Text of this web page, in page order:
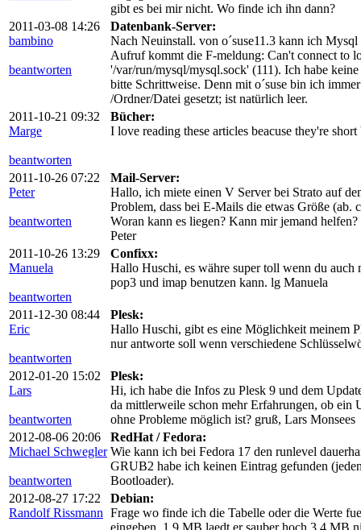
gibt es bei mir nicht. Wo finde ich ihn dann?
2011-03-08 14:26
bambino
beantworten
Datenbank-Server:
Nach Neuinstall. von o´suse11.3 kann ich
Aufruf kommt die F-meldung: Can't connect to
'/var/run/mysql/mysql.sock' (111). Ich habe
bitte Schrittweise. Denn mit o´suse bin ich
/Ordner/Datei gesetzt; ist natürlich leer.
2011-10-21 09:32
Marge
beantworten
Bücher:
I love reading these articles beacuse they're
2011-10-26 07:22
Peter
beantworten
Mail-Server:
Hallo, ich miete einen V Server bei Strato auf
Problem, dass bei E-Mails die etwas Größe
Woran kann es liegen? Kann mir jemand
Peter
2011-10-26 13:29
Manuela
beantworten
Confixx:
Hallo Huschi, es währe super toll wenn du
pop3 und imap benutzen kann. lg Manuela
2011-12-30 08:44
Eric
beantworten
Plesk:
Hallo Huschi, gibt es eine Möglichkeit meinem
nur antworte soll wenn verschiedene
2012-01-20 15:02
Lars
beantworten
Plesk:
Hi, ich habe die Infos zu Plesk 9 und dem
da mittlerweile schon mehr Erfahrungen, ob ein
ohne Probleme möglich ist? gruß, Lars Monsees
2012-08-06 20:06
Michael Schwegler
beantworten
RedHat / Fedora:
Wie kann ich bei Fedora 17 den runlevel
GRUB2 habe ich keinen Eintrag gefunden
Bootloader).
2012-08-27 17:22
Randolf Rissmann
Debian:
Frage wo finde ich die Tabelle oder die Werte